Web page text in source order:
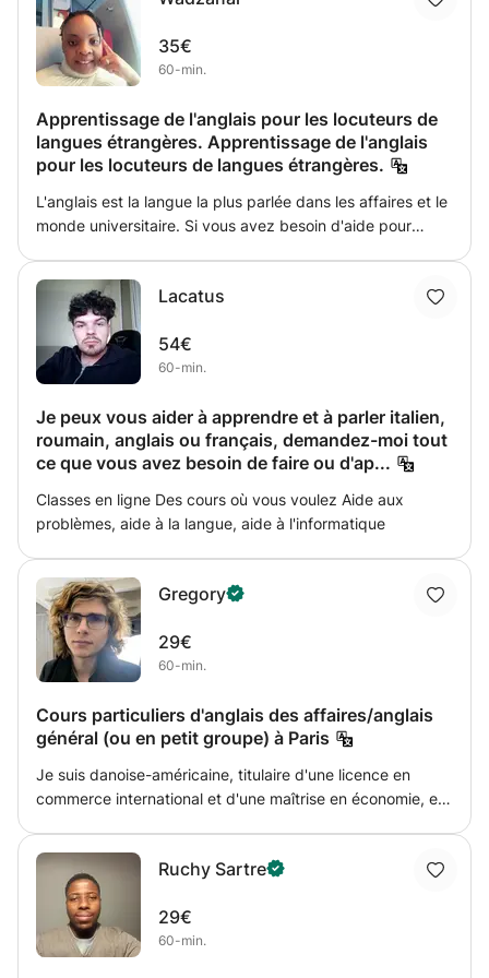
techniques pour vous aider à maîtriser cette langue.
35€
60-min.
Apprentissage de l'anglais pour les locuteurs de
langues étrangères. Apprentissage de l'anglais
pour les locuteurs de langues étrangères.
L'anglais est la langue la plus parlée dans les affaires et le
monde universitaire. Si vous avez besoin d'aide pour
travaille en fonction de leurs besoins. Je n'ai pas
d'approche universelle.
Lacatus
54€
60-min.
Je peux vous aider à apprendre et à parler italien,
roumain, anglais ou français, demandez-moi tout
ce que vous avez besoin de faire ou d'ap...
Classes en ligne Des cours où vous voulez Aide aux
problèmes, aide à la langue, aide à l'informatique
Gregory
29€
60-min.
Cours particuliers d'anglais des affaires/anglais
général (ou en petit groupe) à Paris
Je suis danoise-américaine, titulaire d'une licence en
commerce international et d'une maîtrise en économie, et
petit nombre d'étudiants. Je suis né aux États-Unis et je
parle l'anglais comme langue maternelle, aussi bien au
quotidien que dans le cadre professionnel. Je propose
des cours personnalisés en fonction de vos objectifs de
Ruchy Sartre
29€
60-min.